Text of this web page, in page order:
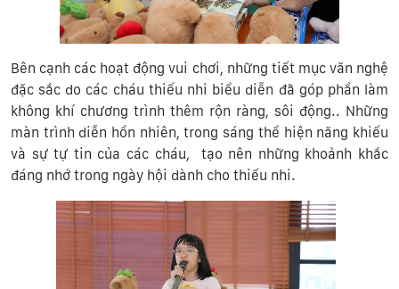
Bên cạnh các hoạt động vui chơi, những tiết mục văn nghệ
đặc sắc do các cháu thiếu nhi biểu diễn đã góp phần làm
không khí chương trình thêm rộn ràng, sôi động.. Những
màn trình diễn hồn nhiên, trong sáng thể hiện năng khiếu
và sự tự tin của các cháu, tạo nên những khoảnh khắc
đáng nhớ trong ngày hội dành cho thiếu nhi.